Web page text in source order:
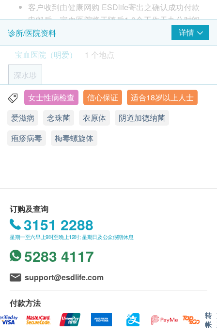
报告 重点项目
2至3个工作天
2 基本项目
淋病检测
性病基因测试
人型支原体 DNA
生殖支原体 DNA
解脲支原体 DNA
白色念珠菌
阴道加特纳菌
性病检查
单纯疱疹病毒I型 DNA
本计划适合18以上年龄女士。针对生殖系统健康检
查，包括检验15种测传染性生殖系统病原体。
客户收到由健康网购 ESDlife寄出之确认成功付款
电邮后，宝血医院将于随后1-2个工作天办公时间
内，致电客户预约一般身体检查时间。 客户亦可
致电查询或在订单确认后1个工作天致电医院查询
（电话/WhatsApp： 6067 9803）
性病检测查询： 5544 4342 （只限WhatsApp查
询）
其他一般查询：6067 9803 （只限WhatsApp查
询） 时间：10:00 a.m. – 6:00 p.m. （星期日及公
众假期除外）
性病检查特别服务时间
健康检查计划只适用于16岁或以上之人仕。
未成年客人体检指引 (十六岁至十八歳)
客人必须由家长 或 监护
身体检查计划有效期
身体检查计划有效期为3个月，客户须在3个月内
（从确认付款日期起算）接受相关检查，客户需提
前1个月预约相关检查，逾期作废。
诊所/医院资料
详情
宝血医院（明爱）
1 个地点
深水埗
九龙深水埗青山道113 号
显示地图
电话/WhatsApp: 6067 9803
女士性病检查 信心保证
适合18岁以上人士
爱滋病
念珠菌 衣原体
阴道加德纳菌
疱疹病毒
梅毒螺旋体
订购及查询
3151 2288
星期一至六早上9时至晚上12时; 星期日及公众假期休息
5283 4117
support@esdlife.com
付款方法
转
帐